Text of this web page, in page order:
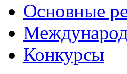
Основные
Конкурсы